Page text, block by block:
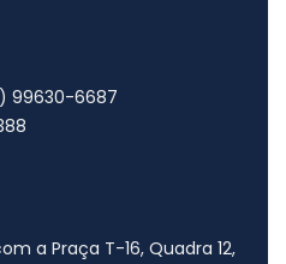
99630-6687
a Praça T-16, Quadra 12,